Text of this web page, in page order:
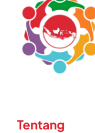
Tentang